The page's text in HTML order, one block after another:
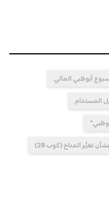
أبوظبي المالي
المستدام
تغيُّر المناخ (كوب 28)